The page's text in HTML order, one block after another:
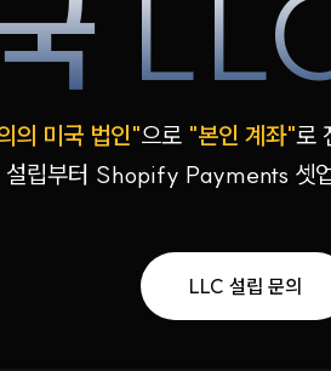
의 미국 법인"으로 "본인 계좌"로
립부터 Shopify Payments 셋
LLC 설립 문의